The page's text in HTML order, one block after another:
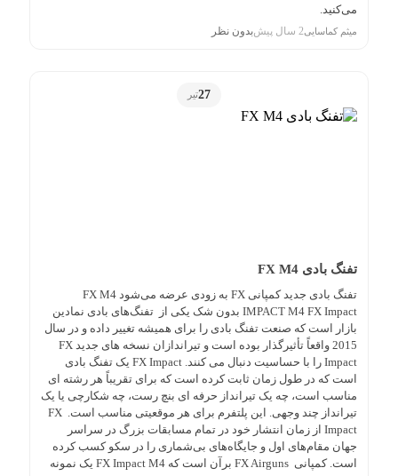
می‌کنید.
میثم کماسایی2 سال پیش بدون نظر
27تیر
تفنگ بادی FX M4
تفنگ بادی جدید کمپانی FX به زودی عرضه می‌شود FX M4
IMPACT M4 FX Impact بدون شک یکی از تفنگ‌های بادی نمادین
بازار است که صنعت تفنگ بادی را برای همیشه تغییر داده و در سال
2015 واقعاً تأثیرگذار بوده است و تیراندازان نسخه های جدید FX
Impact را با حساسیت دنبال می کنند. FX Impact یک تفنگ بادی
است که در طول زمان ثابت کرده است که برای تقریباً هر رشته ای
مناسب است، چه یک تیرانداز حرفه ای بنچ رست، چه شکارچی یا یک
تیرانداز چند وجهی. این پلتفرم برای هر موقعیتی مناسب است. FX
Impact از زمان انتشار خود در تمام مسابقات بزرگ در سراسر
جهان مقام‌های اول و جایگاه‌های بی‌شماری را در سکو کسب کرده
است. کمپانی FX Airguns برآن است که FX Impact M4 یک نمونه